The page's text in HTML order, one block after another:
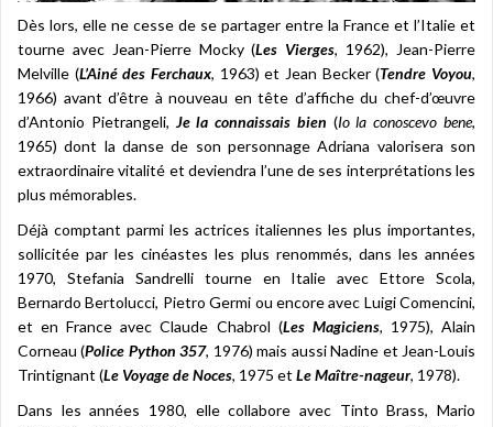
Dès lors, elle ne cesse de se partager entre la France et l’Italie et
tourne avec Jean-Pierre Mocky (Les Vierges, 1962), Jean-Pierre
Melville (L’Ainé des Ferchaux, 1963) et Jean Becker (Tendre Voyou,
1966) avant d’être à nouveau en tête d’affiche du chef-d’œuvre
d’Antonio Pietrangeli,Je la connaissais bien (Io la conoscevo bene,
1965) dont la danse de son personnage Adriana valorisera son
extraordinaire vitalité et deviendra l’une de ses interprétations les
plus mémorables.
Déjà comptant parmi les actrices italiennes les plus importantes,
sollicitée par les cinéastes les plus renommés, dans les années
1970, Stefania Sandrelli tourne en Italie avec Ettore Scola,
Bernardo Bertolucci, Pietro Germi ou encore avec Luigi Comencini,
et en France avec Claude Chabrol (Les Magiciens, 1975), Alain
Corneau (Police Python 357, 1976) mais aussi Nadine et Jean-Louis
Trintignant (Le Voyage de Noces, 1975 et Le Maître-nageur, 1978).
Dans les années 1980, elle collabore avec Tinto Brass, Mario